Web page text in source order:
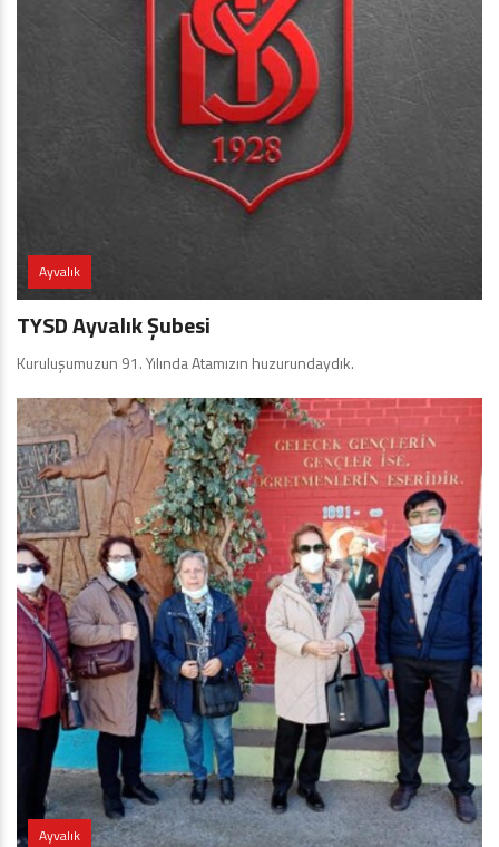
Ayvalık
TYSD Ayvalık Şubesi
Kuruluşumuzun 91. Yılında Atamızın huzurundaydık.
Ayvalık